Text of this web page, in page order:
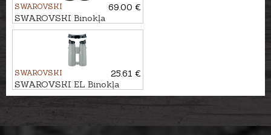
SWAROVSKI
69.00 €
SWAROVSKI Binokļa
aizsargapvalks BGP PRO
SWAROVSKI
25.61 €
SWAROVSKI EL Binokļa
aizsargvāciņu komplekts